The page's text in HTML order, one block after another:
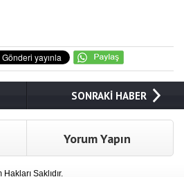
SONRAKİ HABER
Yorum Yapın
Saklıdır.